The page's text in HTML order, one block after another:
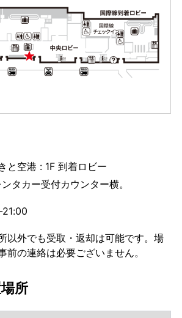
と空港 : 1F 到着ロビー
タカー受付カウンター横。
21:00
以外でも受取・返却は可能です。場
前の連絡は必要ございません。
所